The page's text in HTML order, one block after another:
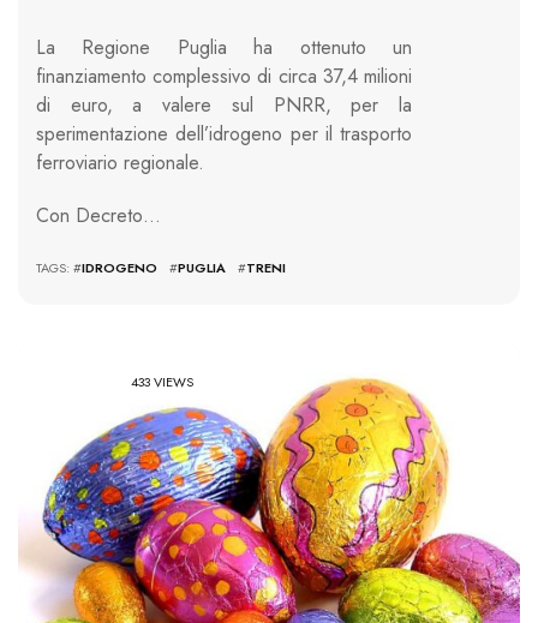
La Regione Puglia ha ottenuto un
finanziamento complessivo di circa 37,4 milioni
di euro, a valere sul PNRR, per la
sperimentazione dell’idrogeno per il trasporto
ferroviario regionale.
Con Decreto…
TAGS: #IDROGENO #PUGLIA #TRENI
433 VIEWS